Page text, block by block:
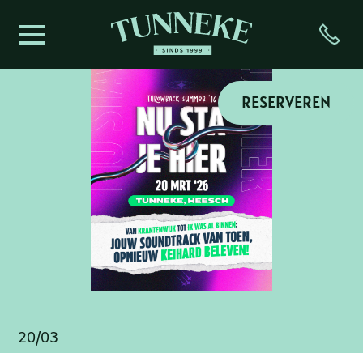
content
RESERVEREN
20/03